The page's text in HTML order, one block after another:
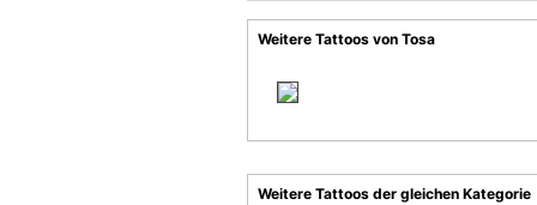
Weitere Tattoos von Tosa
Weitere Tattoos der gleichen Kategorie